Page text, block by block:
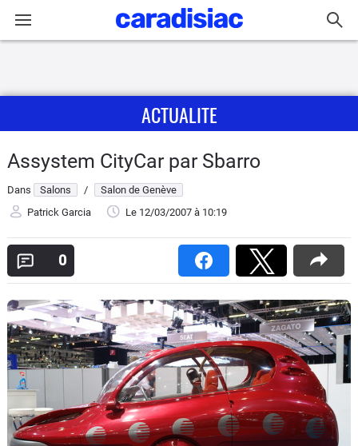
Actu
Essais
Guide
d'achat
Utilitaires
Flottes
Auto
Services
ACTUALITE
Assystem CityCar par Sbarro
Dans Salons /
Salon de Genève
Patrick Garcia
Le 12/03/2007 à 10:19
0